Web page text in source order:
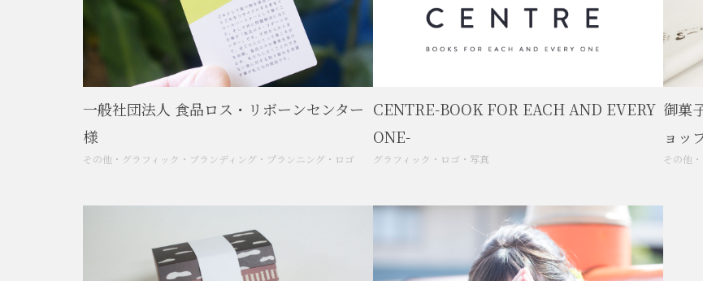
一般社団法人 食品ロス・リボーンセンター
様
その他 ・ グラフィック ・ ブランディング ・ プランニング ・ ロゴ
CENTRE-BOOK FOR EACH AND EVERY
ONE-
グラフィック ・ ロゴ ・ 写真
御菓
ョッ
その他 ・